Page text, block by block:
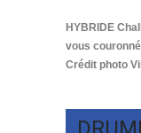
HYBRIDE
vous
Crédit photo